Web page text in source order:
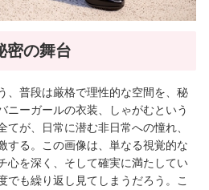
密の舞台
、普段は厳格で理性的な空間を、秘
ニーガールの衣装、しゃがむという
が、日常に潜む非日常への憧れ、
する。この画像は、単なる視覚的な
心を深く、そして確実に満たしてい
でも繰り返し見てしまうだろう。こ